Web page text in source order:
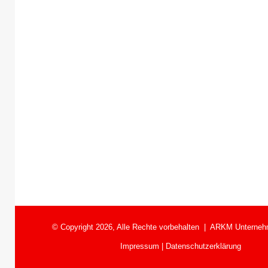
© Copyright 2026, Alle Rechte vorbehalten | ARKM
Impressum | Datenschutzerklärung